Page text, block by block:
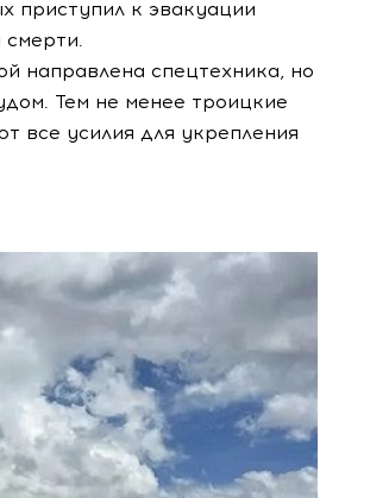
приступил к эвакуации
направлена спецтехника, но
Тем не менее троицкие
все усилия для укрепления